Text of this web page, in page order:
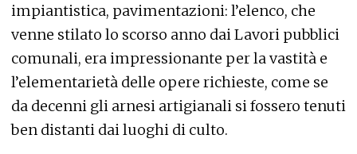
impiantistica, pavimentazioni: l’elenco, che
venne stilato lo scorso anno dai Lavori pubblici
comunali, era impressionante per la vastità e
l’elementarietà delle opere richieste, come se
da decenni gli arnesi artigianali si fossero tenuti
ben distanti dai luoghi di culto.